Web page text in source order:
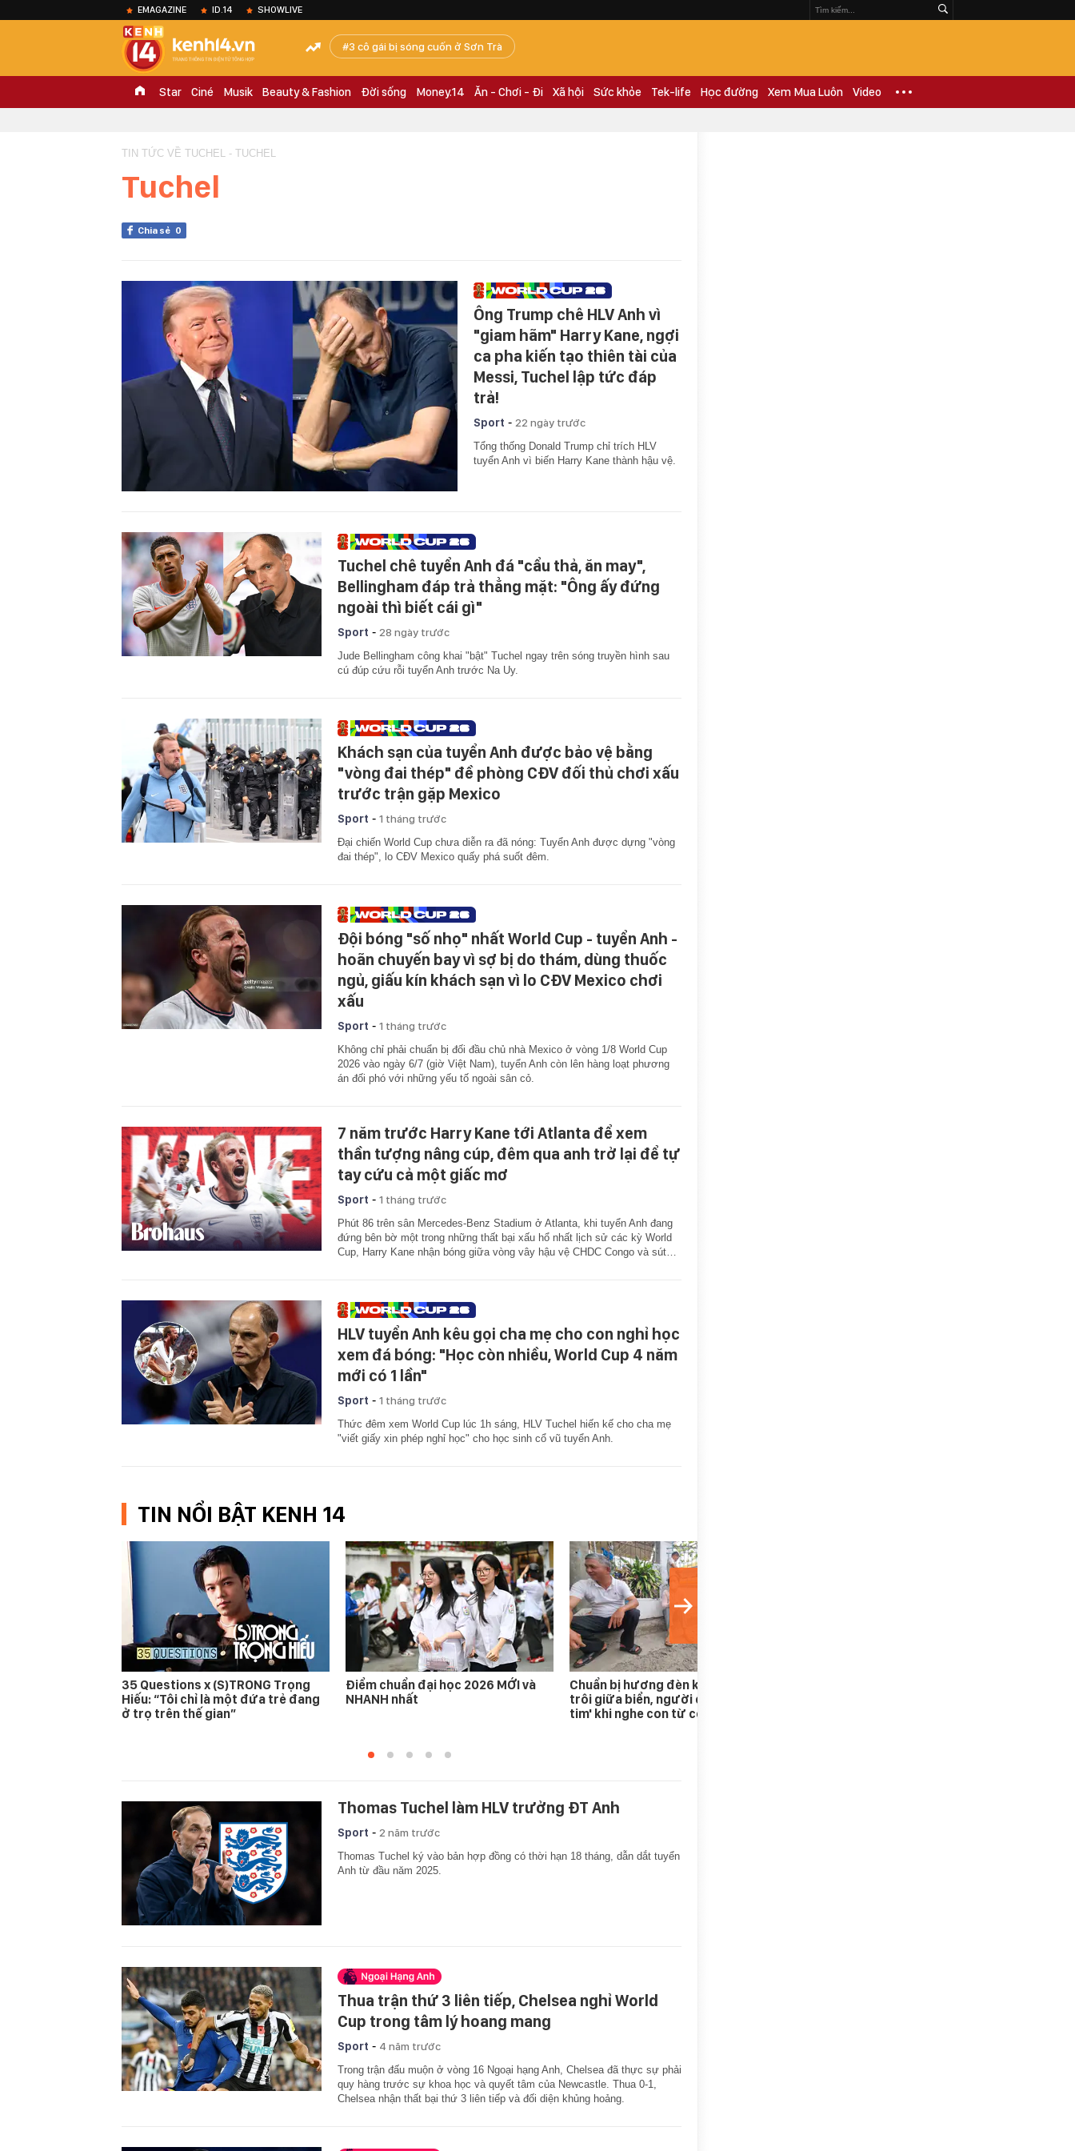
EMAGAZINE ID.14 SHOWLIVE
3 cô gái bị sóng cuốn ở Sơn Trà
Star Ciné Musik Beauty & Fashion Đời sống Money.14 Ăn - Chơi - Đi Xã hội Sức khỏe Tek-life Học đường Xem Mua Luôn Video
TIN TỨC VỀ TUCHEL - TUCHEL
Tuchel
Chia sẻ 0
Ông Trump chê HLV Anh vì
"giam hãm" Harry Kane, ngợi
ca pha kiến tạo thiên tài của
Messi, Tuchel lập tức đáp
trả!
Sport - 22 ngày trước
Tổng thống Donald Trump chỉ trích HLV
tuyển Anh vì biến Harry Kane thành hậu vệ.
Tuchel chê tuyển Anh đá "cẩu thả, ăn may",
Bellingham đáp trả thẳng mặt: "Ông ấy đứng
ngoài thì biết cái gì"
Sport - 28 ngày trước
Jude Bellingham công khai "bật" Tuchel ngay trên sóng truyền hình sau
cú đúp cứu rỗi tuyển Anh trước Na Uy.
Khách sạn của tuyển Anh được bảo vệ bằng
"vòng đai thép" đề phòng CĐV đối thủ chơi xấu
trước trận gặp Mexico
Sport - 1 tháng trước
Đại chiến World Cup chưa diễn ra đã nóng: Tuyển Anh được dựng "vòng
đai thép", lo CĐV Mexico quấy phá suốt đêm.
Đội bóng "số nhọ" nhất World Cup - tuyển Anh -
hoãn chuyến bay vì sợ bị do thám, dùng thuốc
ngủ, giấu kín khách sạn vì lo CĐV Mexico chơi
xấu
Sport - 1 tháng trước
Không chỉ phải chuẩn bị đối đầu chủ nhà Mexico ở vòng 1/8 World Cup
2026 vào ngày 6/7 (giờ Việt Nam), tuyển Anh còn lên hàng loạt phương
án đối phó với những yếu tố ngoài sân cỏ.
7 năm trước Harry Kane tới Atlanta để xem
thần tượng nâng cúp, đêm qua anh trở lại để tự
tay cứu cả một giấc mơ
Sport - 1 tháng trước
Phút 86 trên sân Mercedes-Benz Stadium ở Atlanta, khi tuyển Anh đang
đứng bên bờ một trong những thất bại xấu hổ nhất lịch sử các kỳ World
Cup, Harry Kane nhận bóng giữa vòng vây hậu vệ CHDC Congo và sút…
HLV tuyển Anh kêu gọi cha mẹ cho con nghỉ học
xem đá bóng: "Học còn nhiều, World Cup 4 năm
mới có 1 lần"
Sport - 1 tháng trước
Thức đêm xem World Cup lúc 1h sáng, HLV Tuchel hiến kế cho cha mẹ
"viết giấy xin phép nghỉ học" cho học sinh cổ vũ tuyển Anh.
TIN NỔI BẬT KENH 14
35 Questions x (S)TRONG Trọng
Hiếu: “Tôi chỉ là một đứa trẻ đang
ở trọ trên thế gian”
Điểm chuẩn đại học 2026 MỚI và
NHANH nhất
Chuẩn bị hương đèn khấn tìm con
trôi giữa biển, người cha 'đứng
tim' khi nghe con từ cõi chết trở về
Thomas Tuchel làm HLV trưởng ĐT Anh
Sport - 2 năm trước
Thomas Tuchel ký vào bản hợp đồng có thời hạn 18 tháng, dẫn dắt tuyển
Anh từ đầu năm 2025.
Thua trận thứ 3 liên tiếp, Chelsea nghỉ World
Cup trong tâm lý hoang mang
Sport - 4 năm trước
Trong trận đấu muộn ở vòng 16 Ngoại hạng Anh, Chelsea đã thực sự phải
quy hàng trước sự khoa học và quyết tâm của Newcastle. Thua 0-1,
Chelsea nhận thất bại thứ 3 liên tiếp và đối diện khủng hoảng.